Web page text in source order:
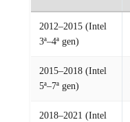
2012–2015 (Intel
3ª–4ª gen)
2015–2018 (Intel
5ª–7ª gen)
2018–2021 (Intel